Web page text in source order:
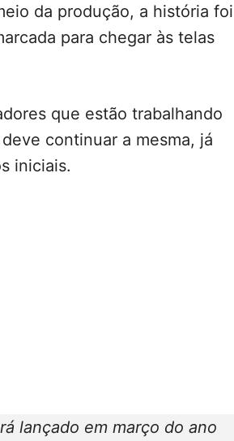
da produção, a história foi
para chegar às telas
que estão trabalhando
continuar a mesma, já
iniciais.
lançado em março do ano